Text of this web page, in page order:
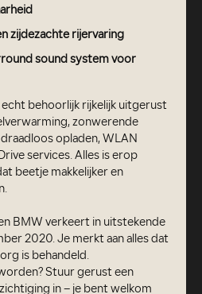
zijdezachte rijervaring
sound system voor
echt behoorlijk rijkelijk uitgerust
zonwerende
opladen, WLAN
services. Alles is erop
beetje makkelijker en
BMW verkeert in uitstekende
2020. Je merkt aan alles dat
is behandeld.
Stuur gerust een
in – je bent welkom